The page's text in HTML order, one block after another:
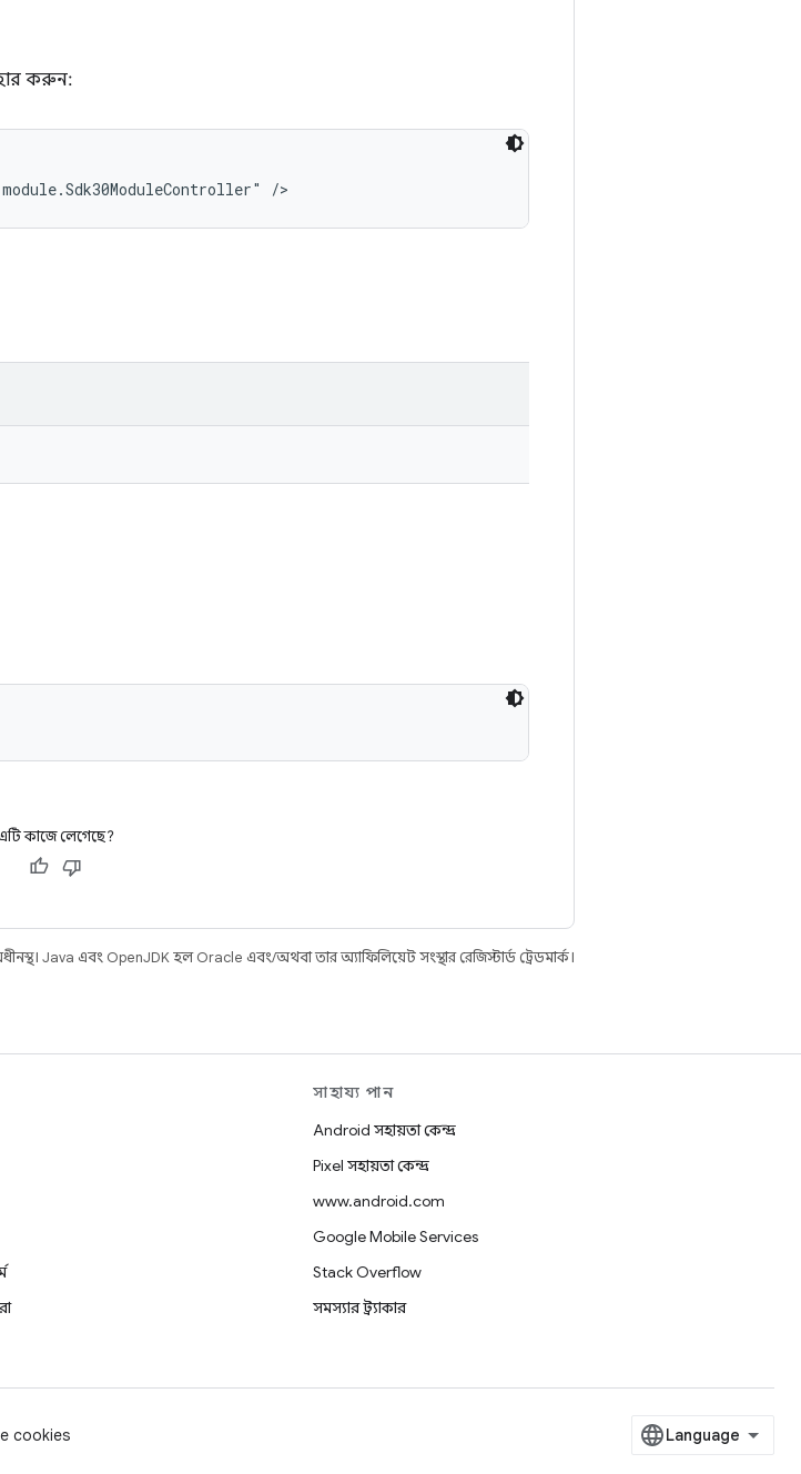
করুন:
/>
কাজে লেগেছে?
Java এবং OpenJDK হল Oracle এবং/অথবা তার অ্যাফিলিয়েট সংস্থার রেজিস্টার্ড ট্রেডমার্ক।
সাহায্য পান
Android সহায়তা কেন্দ্র
Pixel সহায়তা কেন্দ্র
www.android.com
Google Mobile Services
Stack Overflow
সমস্যার ট্র্যাকার
cookies